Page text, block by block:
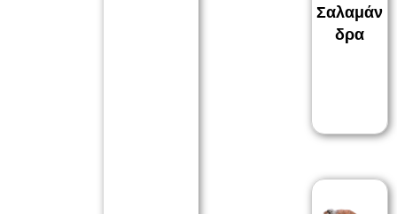
Σαλαμάν
δρα